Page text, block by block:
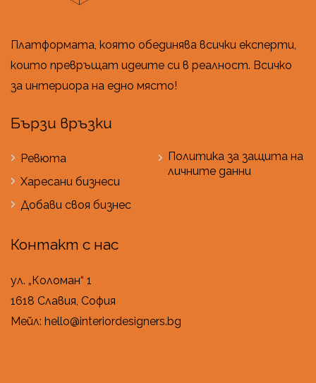
Платформата, която обединява всички експерти,
които превръщат идеите си в реалност. Всичко
за интериора на едно място!
Бързи връзки
Ревюта
Харесани бизнеси
Добави своя бизнес
Политика за защита на
личните данни
Контакт с нас
ул. „Коломан“ 1
1618 Славия, София
Мейл: hello@interiordesigners.bg